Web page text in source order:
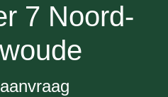
7 Noord-